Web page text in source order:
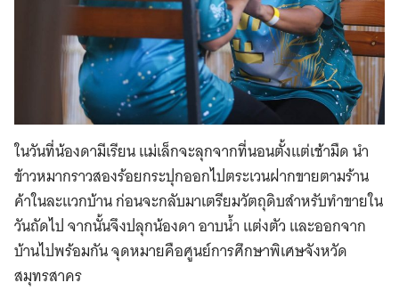
ในวันที่น้องดามีเรียน แม่เล็กจะลุกจากที่นอนตั้งแต่เช้ามืด นำ
ข้าวหมากราวสองร้อยกระปุกออกไปตระเวนฝากขายตามร้าน
ค้าในละแวกบ้าน ก่อนจะกลับมาเตรียมวัตถุดิบสำหรับทำขายใน
วันถัดไป จากนั้นจึงปลุกน้องดา อาบน้ำ แต่งตัว และออกจาก
บ้านไปพร้อมกัน จุดหมายคือศูนย์การศึกษาพิเศษจังหวัด
สมุทรสาคร